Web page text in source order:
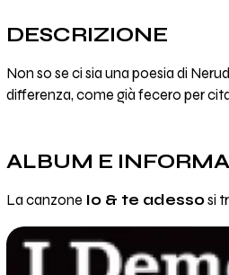
DESCRIZIONE
Non so se ci sia una poesia di
differenza, come già fecero per
ALBUM E
La canzone Io & te adessosi